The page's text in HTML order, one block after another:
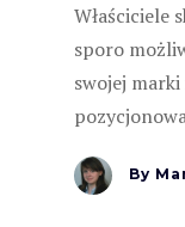
Właściciele
sporo
swojej
By